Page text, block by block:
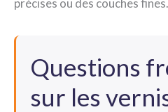
précises ou des couches fines.
Questions
sur les